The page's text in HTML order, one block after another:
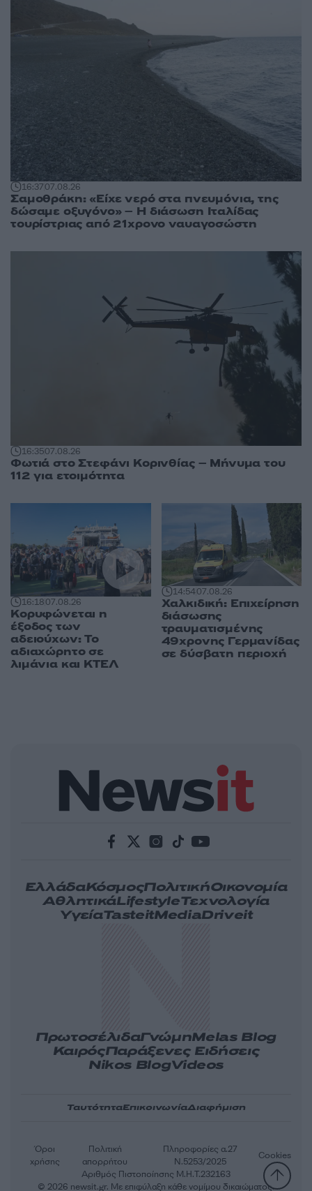
16:3707.08.26
Σαμοθράκη: «Είχε νερό στα πνευμόνια, της
δώσαμε οξυγόνο» – Η διάσωση Ιταλίδας
τουρίστριας από 21χρονο ναυαγοσώστη
16:3507.08.26
Φωτιά στο Στεφάνι Κορινθίας – Μήνυμα του
112 για ετοιμότητα
16:1807.08.26
Κορυφώνεται η
έξοδος των
αδειούχων: Το
αδιαχώρητο σε
λιμάνια και ΚΤΕΛ
14:5407.08.26
Χαλκιδική: Επιχείρηση
διάσωσης
τραυματισμένης
49χρονης Γερμανίδας
σε δύσβατη περιοχή
ΕλλάδαΚόσμοςΠολιτικήΟικονομία
ΑθλητικάLifestyleΤεχνολογία
ΥγείαTasteitMediaDriveit
ΠρωτοσέλιδαΓνώμηMelas Blog
ΚαιρόςΠαράξενες Ειδήσεις
Nikos BlogVideos
ΤαυτότηταΕπικοινωνίαΔιαφήμιση
Αριθμός Πιστοποίησης Μ.Η.Τ.232163
Όροι
χρήσης
Πολιτική
απορρήτου
Πληροφορίες α.27
Ν.5253/2025
Cookies
© 2026 newsit.gr. Με επιφύλαξη κάθε νομίμου δικαιώματος.